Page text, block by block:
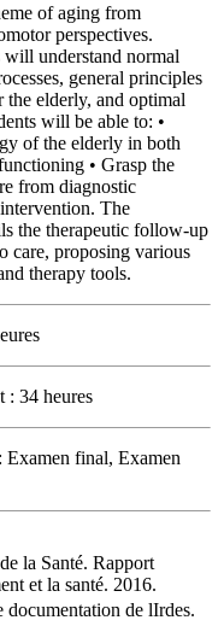
of aging from
perspectives.
understand normal
general principles
the elderly, and optimal
will be able to: •
of the elderly in both
• Grasp the
from diagnostic
The
the therapeutic follow-up
care, proposing various
therapy tools.
: 34 heures
Examen final, Examen
la Santé. Rapport
et la santé. 2016.
de lIrdes.